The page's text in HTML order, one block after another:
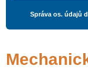
Správa os. údajů